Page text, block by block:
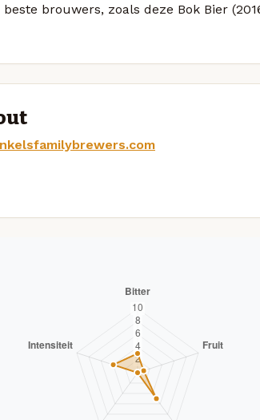
brouwers, zoals deze Bok Bier